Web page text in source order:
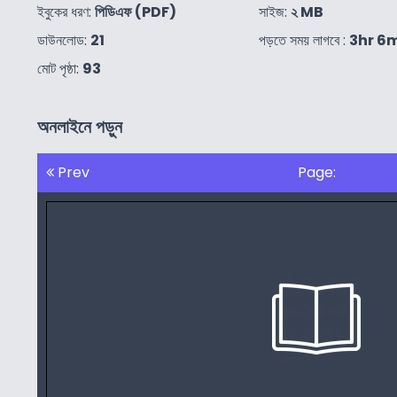
ইবুকের ধরণ: পিডিএফ (PDF)
ডাউনলোড: 21
মোট পৃষ্ঠা: 93
সাইজ: ২ MB
পড়তে সময় লাগবে : 3hr
অনলাইনে পড়ুন
Prev Page: